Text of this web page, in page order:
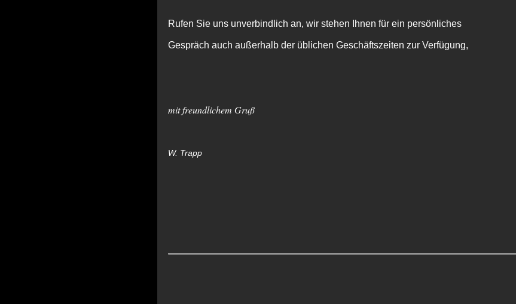
Rufen Sie uns unverbindlich an, wir stehen Ihnen für ein persönliches
Gespräch auch außerhalb der üblichen Geschäftszeiten zur Verfügung,
mit freundlichem Gruß
W. Trapp